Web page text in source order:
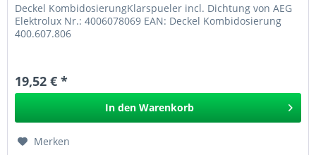
Deckel KombidosierungKlarspueler incl. Dichtung von AEG
Elektrolux Nr.: 4006078069 EAN: Deckel Kombidosierung
400.607.806
19,52 € *
In den Warenkorb
Merken